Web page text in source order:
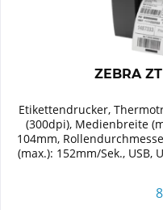
ZEBRA
Etikettendrucker,
(300dpi), Medienbreite
104mm,
(max.): 152mm/Sek., USB,